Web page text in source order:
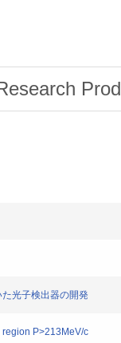
光子検出器の開発
P>213MeV/c